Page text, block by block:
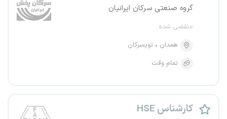
گروه صنعتی سرکان ایرانیان
منقضی شده
همدان
تویسرکان
تمام وقت
کارشناس HSE